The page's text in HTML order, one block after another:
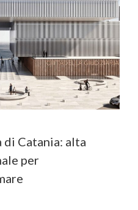
Catania: alta
per